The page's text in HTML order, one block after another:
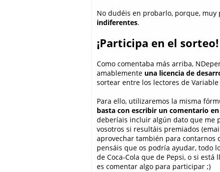
No dudéis en probarlo, porque,
indiferentes.
¡Participa en el sorteo!
Como comentaba más arriba,
amablemente una licencia de
sortear entre los lectores de
Para ello, utilizaremos la misma
basta con escribir un comentario
deberíais incluir algún dato que me
vosotros si resultáis premiados
aprovechar también para contarnos
pensáis que os podría ayudar, todo
de Coca-Cola que de Pepsi, o si
es comentar algo para participar ;)